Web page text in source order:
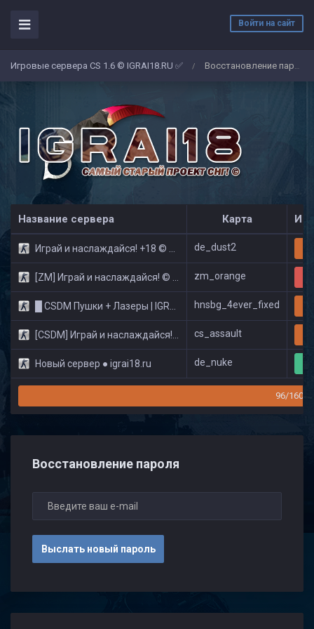
Войти на сайт
Игровые сервера CS 1.6 © IGRAI18.RU ✅ / Восстановление пароля
Название сервера Карта
Играй и наслаждайся! +18 © Public de_dust2
[ZM] Играй и наслаждайся! © Zombie Show zm_orange
█ CSDM Пушки + Лазеры | IGRAI18.RU ツ █ hnsbg_4ever_fixed
[CSDM] Играй и наслаждайся! © Classic cs_assault
Новый сервер ● igrai18.ru de_nuke
96/160
Восстановление пароля